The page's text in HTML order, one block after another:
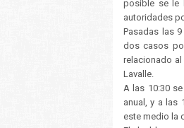
posible se le
autoridades
Pasadas las
dos casos
relacionado
Lavalle.
A las 10:30
anual, y a las
este medio la